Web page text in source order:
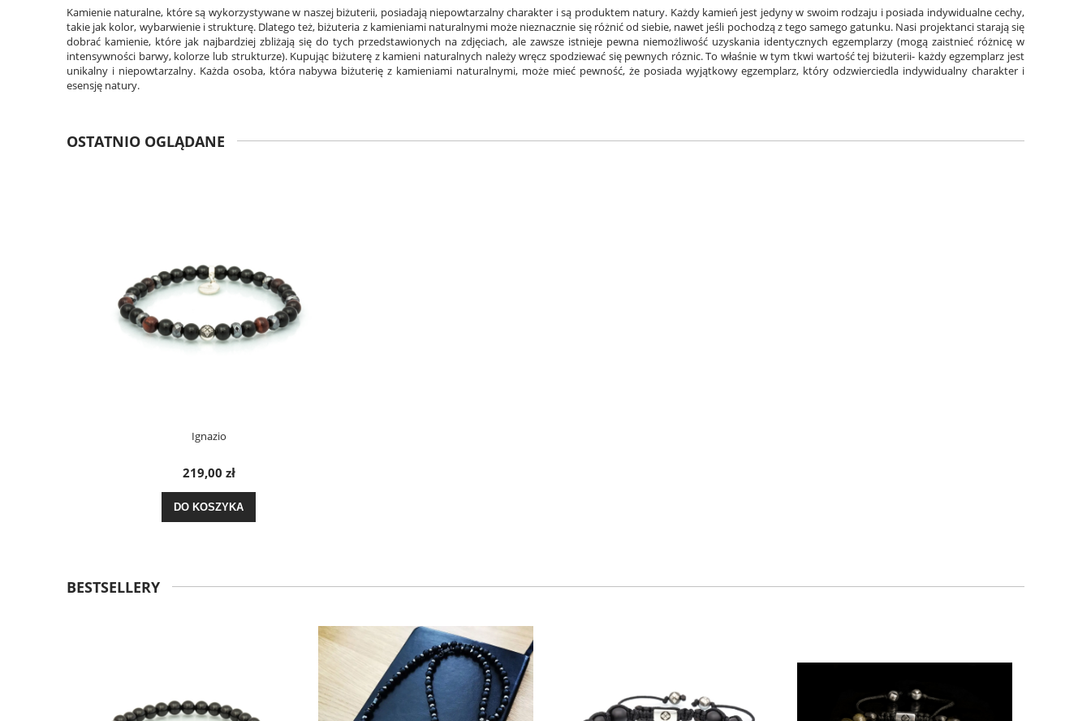
Kamienie naturalne, które są wykorzystywane w naszej biżuterii, posiadają niepowtarzalny charakter i są produktem natury. Każdy kamień jest jedyny w swoim rodzaju i posiada indywidualne cechy,
takie jak kolor, wybarwienie i strukturę. Dlatego też, biżuteria z kamieniami naturalnymi może nieznacznie się różnić od siebie, nawet jeśli pochodzą z tego samego gatunku. Nasi projektanci starają się
dobrać kamienie, które jak najbardziej zbliżają się do tych przedstawionych na zdjęciach, ale zawsze istnieje pewna niemożliwość uzyskania identycznych egzemplarzy (mogą zaistnieć różnicę w
intensywności barwy, kolorze lub strukturze). Kupując biżuterę z kamieni naturalnych należy wręcz spodziewać się pewnych róznic. To właśnie w tym tkwi wartość tej biżuterii- każdy egzemplarz jest
unikalny i niepowtarzalny. Każda osoba, która nabywa biżuterię z kamieniami naturalnymi, może mieć pewność, że posiada wyjątkowy egzemplarz, który odzwierciedla indywidualny charakter i
esensję natury.
OSTATNIO OGLĄDANE
Ignazio
219,00 zł
DO KOSZYKA
BESTSELLERY